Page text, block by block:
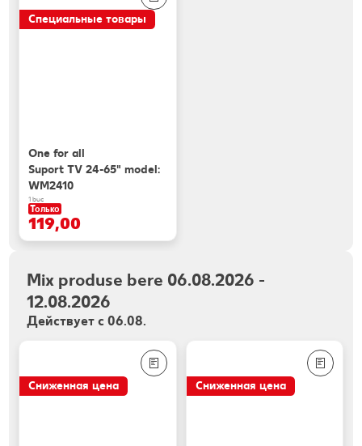
Специальные товары
One for all
Suport TV 24-65" model:
WM2410
1 buc
Только
119,00
Mix produse bere 06.08.2026 -
12.08.2026
Действует с 06.08.
Сниженная цена Сниженная цена